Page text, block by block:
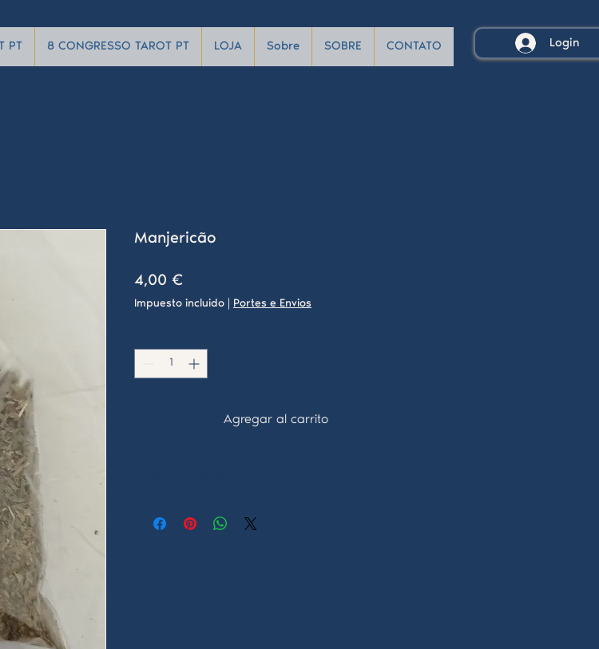
PT 8 CONGRESSO TAROT PT LOJA Sobre SOBRE CONTATO Login
Manjericão
4,00 €Precio
Impuesto incluido Portes e Envios
Agregar al carrito
ou danificados.